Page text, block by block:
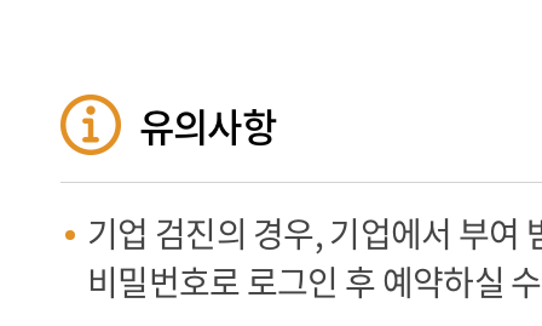
유의사항
기업 검진의 경우, 기업에서 부여
비밀번호로 로그인 후 예약하실